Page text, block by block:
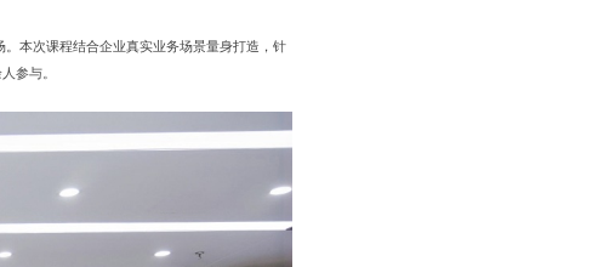
本次课程结合企业真实业务场景量身打造，针
参与。